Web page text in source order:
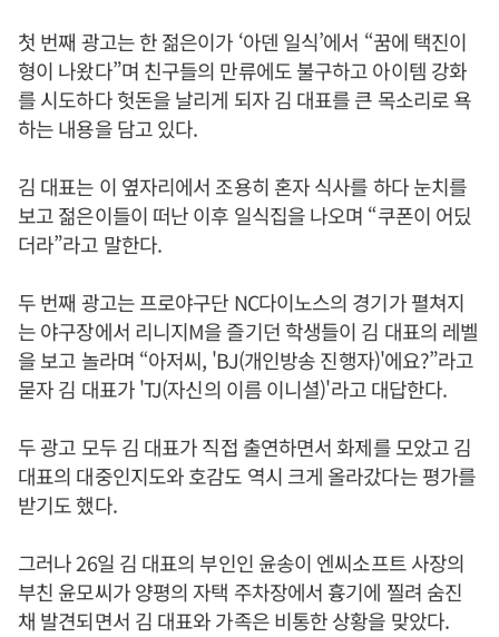
첫 번째 광고는 한 젊은이가 ‘아덴 일식’에서 “꿈에 택진이
형이 나왔다”며 친구들의 만류에도 불구하고 아이템 강화
를 시도하다 헛돈을 날리게 되자 김 대표를 큰 목소리로 욕
하는 내용을 담고 있다.
김 대표는 이 옆자리에서 조용히 혼자 식사를 하다 눈치를
보고 젊은이들이 떠난 이후 일식집을 나오며 “쿠폰이 어딨
더라”라고 말한다.
두 번째 광고는 프로야구단 NC다이노스의 경기가 펼쳐지
는 야구장에서 리니지M을 즐기던 학생들이 김 대표의 레벨
을 보고 놀라며 “아저씨, 'BJ(개인방송 진행자)'에요?”라고
묻자 김 대표가 'TJ(자신의 이름 이니셜)'라고 대답한다.
두 광고 모두 김 대표가 직접 출연하면서 화제를 모았고 김
대표의 대중인지도와 호감도 역시 크게 올라갔다는 평가를
받기도 했다.
그러나 26일 김 대표의 부인인 윤송이 엔씨소프트 사장의
부친 윤모씨가 양평의 자택 주차장에서 흉기에 찔려 숨진
채 발견되면서 김 대표와 가족은 비통한 상황을 맞았다.